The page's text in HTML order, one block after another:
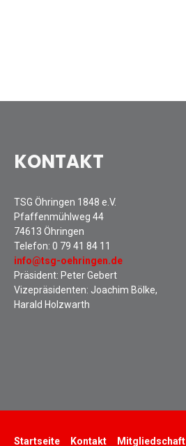
KONTAKT
TSG Öhringen 1848 e.V.
Pfaffenmühlweg 44
74613 Öhringen
Telefon: 0 79 41 84 11
info@tsg-oehringen.de
Präsident: Peter Gebert
Vizepräsidenten: Joachim Bölke,
Harald Holzwarth
Startseite Kontakt Mitgliedschaft